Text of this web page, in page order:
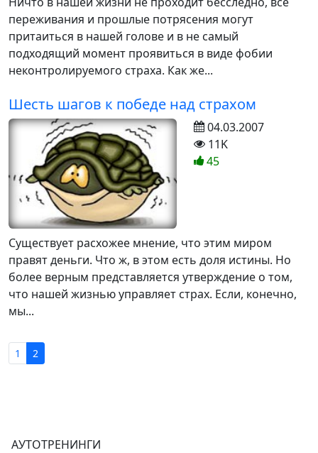
переживания и прошлые потрясения могут
притаиться в нашей голове и в не самый
подходящий момент проявиться в виде фобии
неконтролируемого страха. Как же...
Шесть шагов к победе над страхом
Существует расхожее мнение, что этим миром
правят деньги. Что ж, в этом есть доля истины. Но
более верным представляется утверждение о том,
что нашей жизнью управляет страх. Если, конечно,
мы...
04.03.2007
11K
45
1 2
АУТОТРЕНИНГИ